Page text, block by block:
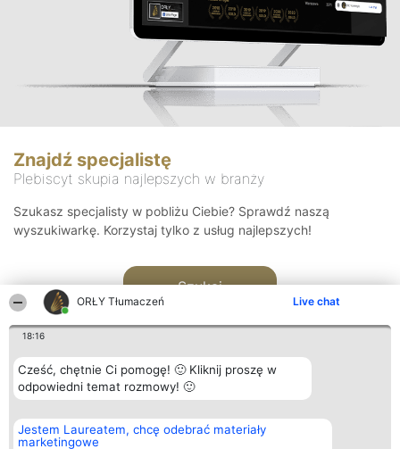
ORŁY Tłumaczeń Live chat
18:16
Cześć, chętnie Ci pomogę! 🙂 Kliknij proszę w
odpowiedni temat rozmowy! 🙂
Jestem Laureatem, chcę odebrać materiały
marketingowe
Znajdź specjalistę
Plebiscyt skupia najlepszych w branży
Szukasz specjalisty w pobliżu Ciebie? Sprawdź naszą
wyszukiwarkę. Korzystaj tylko z usług najlepszych!
Szukaj
Organizator plebiscytu
Bright Side Solutions sp. z o.
o. sp. k.
Plebiscyt
Laureaci
Kontakt
Kontakt